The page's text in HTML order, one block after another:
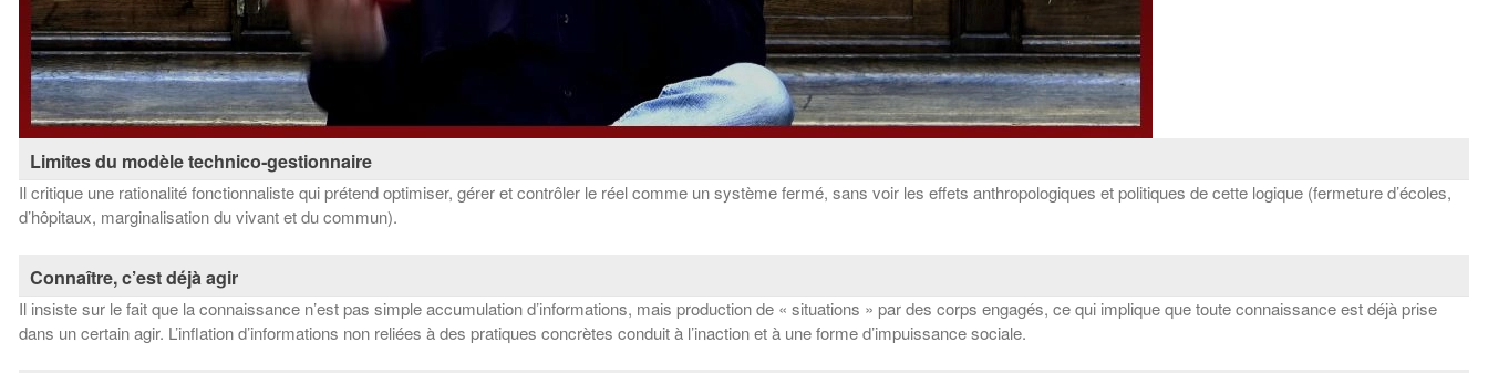
Limites du modèle technico‑gestionnaire
Il critique une rationalité fonctionnaliste qui prétend optimiser, gérer et contrôler le réel comme un système fermé, sans voir les effets anthropologiques et politiques de cette logique (fermeture d’écoles,
d’hôpitaux, marginalisation du vivant et du commun). ​
Connaître, c’est déjà agir
Il insiste sur le fait que la connaissance n’est pas simple accumulation d’informations, mais production de « situations » par des corps engagés, ce qui implique que toute connaissance est déjà prise
dans un certain agir. L’inflation d’informations non reliées à des pratiques concrètes conduit à l’inaction et à une forme d’impuissance sociale.